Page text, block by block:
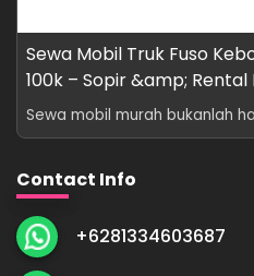
Sewa Mobil Truk Fuso
100k – Sopir &amp; Rental
Sewa mobil murah bukanlah
Contact Info
+6281334603687